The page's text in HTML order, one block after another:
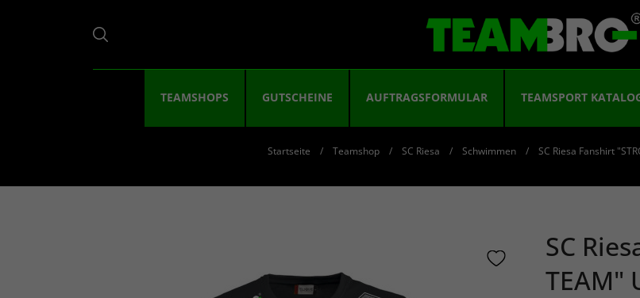
TEAMSHOPS GUTSCHEINE AUFTRAGSFORMULAR TEAMSPORT
Startseite Teamshop SC Riesa Schwimmen SC Riesa Fanshirt
SC
TEAM"